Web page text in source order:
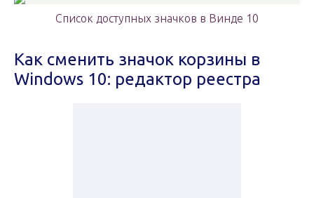
Список доступных значков в Винде 10
Как сменить значок корзины в
Windows 10: редактор реестра